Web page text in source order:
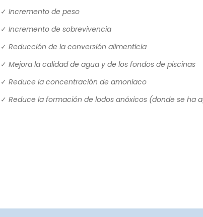
✓ Incremento de peso
✓ Incremento de sobrevivencia
✓ Reducción de la conversión alimenticia
✓ Mejora la calidad de agua y de los fondos de piscinas
✓ Reduce la concentración de amoniaco
✓ Reduce la formación de lodos anóxicos (donde se ha